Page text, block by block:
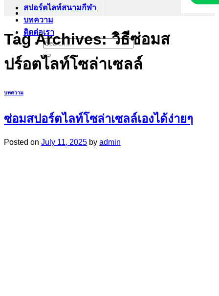
สปอร์ตไลท์สนามกีฬา
บทความ
ติดต่อเรา
Search
for:
Tag Archives:วิธีซ่อมส
ปร์อตไลท์โซล่าเซลล์
บทความ
ซ่อมสปอร์ตไลท์โซล่าเซลล์เองได้ง่ายๆ
Posted on July 11, 2025 by admin